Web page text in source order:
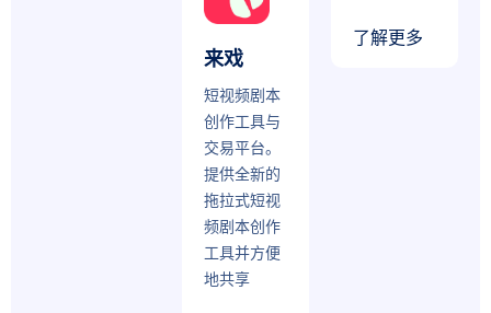
来戏
短视频剧本
创作工具与
交易平台。
提供全新的
拖拉式短视
频剧本创作
工具并方便
地共享
了解更多